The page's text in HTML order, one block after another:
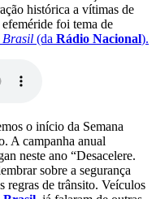
histórica a vítimas de
foi tema de
Brasil (da Rádio Nacional).
o início da Semana
A campanha anual
neste ano “Desacelere.
sobre a segurança
regras de trânsito. Veículos